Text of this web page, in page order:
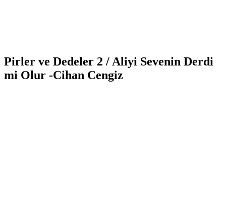
Pirler ve Dedeler 2 / Aliyi Sevenin Derdi
mi Olur -Cihan Cengiz